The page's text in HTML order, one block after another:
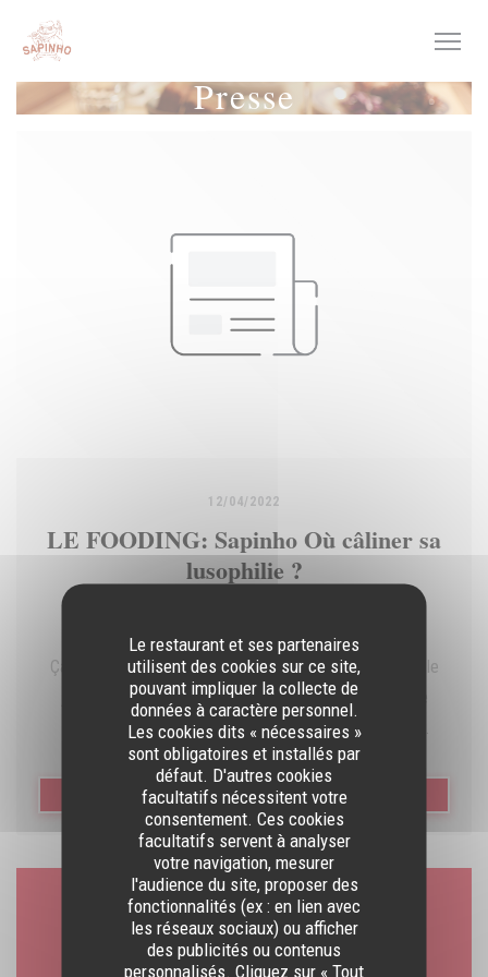
Le restaurant et ses partenaires
utilisent des cookies sur ce site,
pouvant impliquer la collecte de
données à caractère personnel.
Les cookies dits « nécessaires »
sont obligatoires et installés par
défaut. D'autres cookies
facultatifs nécessitent votre
consentement. Ces cookies
facultatifs servent à analyser
votre navigation, mesurer
l'audience du site, proposer des
fonctionnalités (ex : en lien avec
les réseaux sociaux) ou afficher
des publicités ou contenus
personnalisés. Cliquez sur « Tout
Presse
12/04/2022
LE FOODING: Sapinho Où câliner sa
lusophilie ?
Ça bistrote a la portuguesa sur la butte Montmartre, où le
joyeux Sapinho (« petite grenouille » dans la langue de
Saramago) éteint la saudade pour mieux allumer les
fourneaux ! Bien calé dans ce trognon troquet, Rafael Dos
Santos (aussi proprio de L’Escalier) réveille ses ancêtres
lusitains à coups de skeuds hip-hopulaires et de quilles
naturopathes. Et sur la carte, composée à quatre mains
avec sa mamãe Maria de Fatima Dos Santos ? En direct du
comptoir carrelé, ce soir-là : des bolinhos de bacalhau,
acracras de morue croustillants à souhait ; des amêijoas à
bulhão pato, soit une pleine bolée de coques marinière
LIRE L'ARTICLE((OUVRE UNE NOUVELLE
Accès/Contact